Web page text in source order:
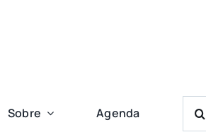
Sobre Agenda